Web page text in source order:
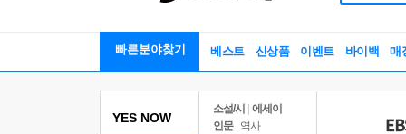
빠른분야찾기 베스트 신상품 이벤트 바이백 매
YES NOW
소설/시
에세이
인문
역사